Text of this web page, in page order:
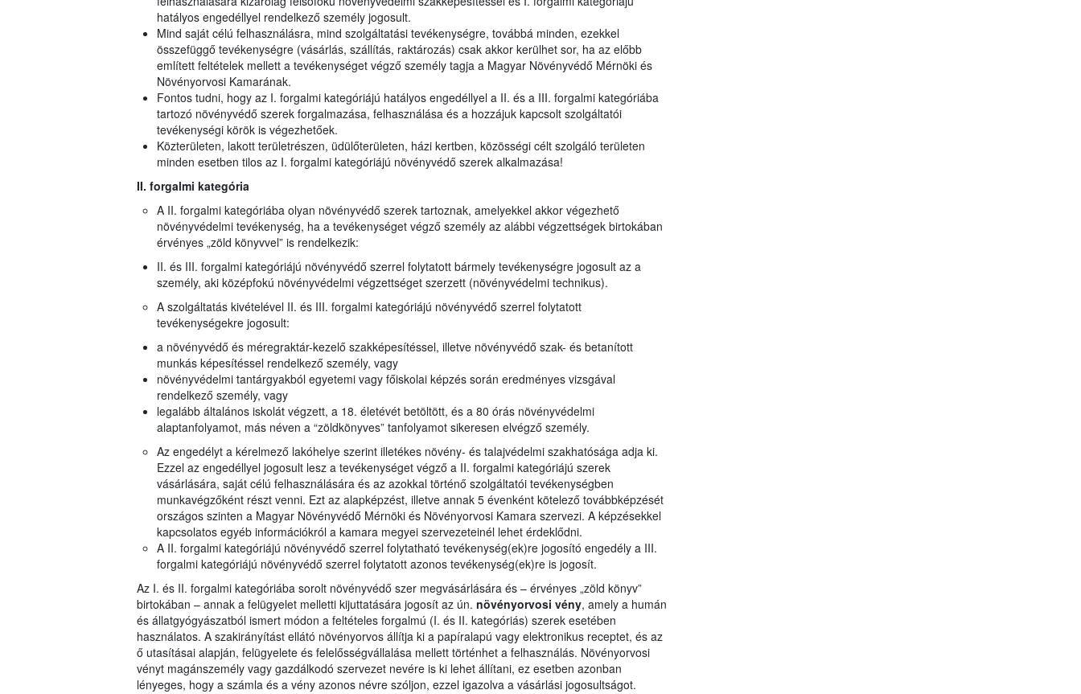
hatályos engedéllyel rendelkező személy jogosult.
Mind saját célú felhasználásra, mind szolgáltatási tevékenységre, továbbá minden, ezekkel
összefüggő tevékenységre (vásárlás, szállítás, raktározás) csak akkor kerülhet sor, ha az előbb
említett feltételek mellett a tevékenységet végző személy tagja a Magyar Növényvédő Mérnöki és
Növényorvosi Kamarának.
Fontos tudni, hogy az I. forgalmi kategóriájú hatályos engedéllyel a II. és a III. forgalmi kategóriába
tartozó növényvédő szerek forgalmazása, felhasználása és a hozzájuk kapcsolt szolgáltatói
tevékenységi körök is végezhetőek.
Közterületen, lakott területrészen, üdülőterületen, házi kertben, közösségi célt szolgáló területen
minden esetben tilos az I. forgalmi kategóriájú növényvédő szerek alkalmazása!
II. forgalmi kategória
A II. forgalmi kategóriába olyan növényvédő szerek tartoznak, amelyekkel akkor végezhető
növényvédelmi tevékenység, ha a tevékenységet végző személy az alábbi végzettségek birtokában
érvényes „zöld könyvvel” is rendelkezik:
II. és III. forgalmi kategóriájú növényvédő szerrel folytatott bármely tevékenységre jogosult az a
személy, aki középfokú növényvédelmi végzettséget szerzett (növényvédelmi technikus).
A szolgáltatás kivételével II. és III. forgalmi kategóriájú növényvédő szerrel folytatott
tevékenységekre jogosult:
a növényvédő és méregraktár-kezelő szakképesítéssel, illetve növényvédő szak- és betanított
munkás képesítéssel rendelkező személy, vagy
növényvédelmi tantárgyakból egyetemi vagy főiskolai képzés során eredményes vizsgával
rendelkező személy, vagy
legalább általános iskolát végzett, a 18. életévét betöltött, és a 80 órás növényvédelmi
alaptanfolyamot, más néven a “zöldkönyves” tanfolyamot sikeresen elvégző személy.
Az engedélyt a kérelmező lakóhelye szerint illetékes növény- és talajvédelmi szakhatósága adja ki.
Ezzel az engedéllyel jogosult lesz a tevékenységet végző a II. forgalmi kategóriájú szerek
vásárlására, saját célú felhasználására és az azokkal történő szolgáltatói tevékenységben
munkavégzőként részt venni. Ezt az alapképzést, illetve annak 5 évenként kötelező továbbképzését
országos szinten a Magyar Növényvédő Mérnöki és Növényorvosi Kamara szervezi. A képzésekkel
kapcsolatos egyéb információkról a kamara megyei szervezeteinél lehet érdeklődni.
A II. forgalmi kategóriájú növényvédő szerrel folytatható tevékenység(ek)re jogosító engedély a III.
forgalmi kategóriájú növényvédő szerrel folytatott azonos tevékenység(ek)re is jogosít.
Az I. és II. forgalmi kategóriába sorolt növényvédő szer megvásárlására és – érvényes „zöld könyv”
birtokában – annak a felügyelet melletti kijuttatására jogosít az ún. növényorvosi vény, amely a humán
és állatgyógyászatból ismert módon a feltételes forgalmú (I. és II. kategóriás) szerek esetében
használatos. A szakirányítást ellátó növényorvos állítja ki a papíralapú vagy elektronikus receptet, és az
ő utasításai alapján, felügyelete és felelősségvállalása mellett történhet a felhasználás. Növényorvosi
vényt magánszemély vagy gazdálkodó szervezet nevére is ki lehet állítani, ez esetben azonban
lényeges, hogy a számla és a vény azonos névre szóljon, ezzel igazolva a vásárlási jogosultságot.